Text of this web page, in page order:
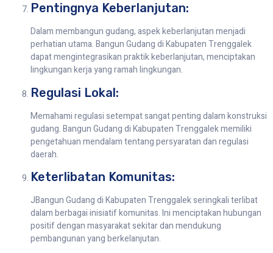
Pentingnya Keberlanjutan:
Dalam membangun gudang, aspek keberlanjutan menjadi
perhatian utama. Bangun Gudang di Kabupaten Trenggalek
dapat mengintegrasikan praktik keberlanjutan, menciptakan
lingkungan kerja yang ramah lingkungan.
Regulasi Lokal:
Memahami regulasi setempat sangat penting dalam konstruksi
gudang. Bangun Gudang di Kabupaten Trenggalek memiliki
pengetahuan mendalam tentang persyaratan dan regulasi
daerah.
Keterlibatan Komunitas:
JBangun Gudang di Kabupaten Trenggalek seringkali terlibat
dalam berbagai inisiatif komunitas. Ini menciptakan hubungan
positif dengan masyarakat sekitar dan mendukung
pembangunan yang berkelanjutan.